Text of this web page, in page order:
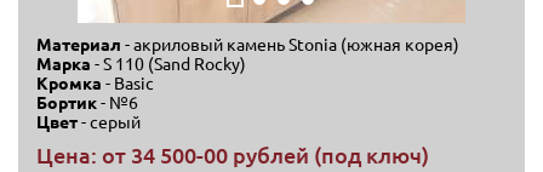
Материал - акриловый камень Stonia (южная корея)
Марка - S 110 (Sand Rocky)
Кромка - Basic
Бортик- №6
Цвет- серый
Цена: от 34 500-00 рублей (под ключ)